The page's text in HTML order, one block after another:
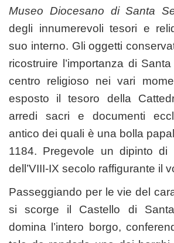
Museo Diocesano di Santa
degli innumerevoli tesori e
suo interno. Gli oggetti
ricostruire l’importanza di
centro religioso nei vari
esposto il tesoro della
arredi sacri e documenti
antico dei quali è una bolla
1184. Pregevole un dipinto di
dell’VIII-IX secolo raffigurante il
Passeggiando per le vie del
si scorge il Castello di
domina l’intero borgo,